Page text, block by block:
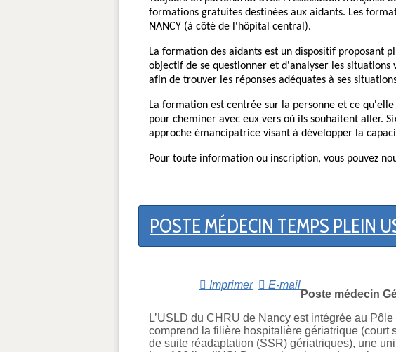
formations gratuites destinées aux aidants. Les
NANCY (à côté de l'hôpital central).
La formation des aidants est un dispositif proposant
objectif de se questionner et d'analyser les
afin de trouver les réponses adéquates à ses
La formation est centrée sur la personne et ce
pour cheminer avec eux vers où ils souhaitent aller.
approche émancipatrice visant à développer la
Pour toute information ou inscription, vous pouvez
POSTE MÉDECIN TEMPS PLEIN
Imprimer
E-mail
Poste médecin
L’USLD du CHRU de Nancy est intégrée au
comprend la filière hospitalière gériatrique (court
de suite réadaptation (SSR) gériatriques), une